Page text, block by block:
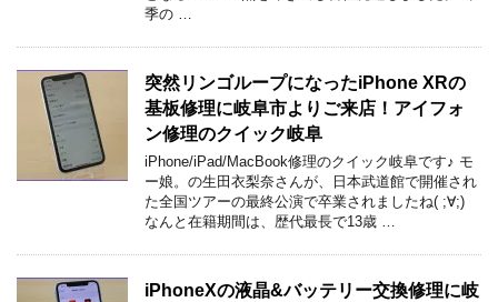
季の …
突然リンゴループになったiPhone XRの
基板修理に岐阜市よりご来店！アイフォ
ン修理のクイック岐阜
iPhone/iPad/MacBook修理のクイック岐阜です♪ モ
ー娘。の生田衣梨奈さんが、日本武道館で開催され
た全国ツアーの最終公演で卒業されましたね( ;∀;)
なんと在籍期間は、歴代最長で13歳 …
iPhoneXの液晶&バッテリー交換修理に岐